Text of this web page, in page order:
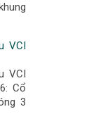
VCI
VCI
Cổ
3